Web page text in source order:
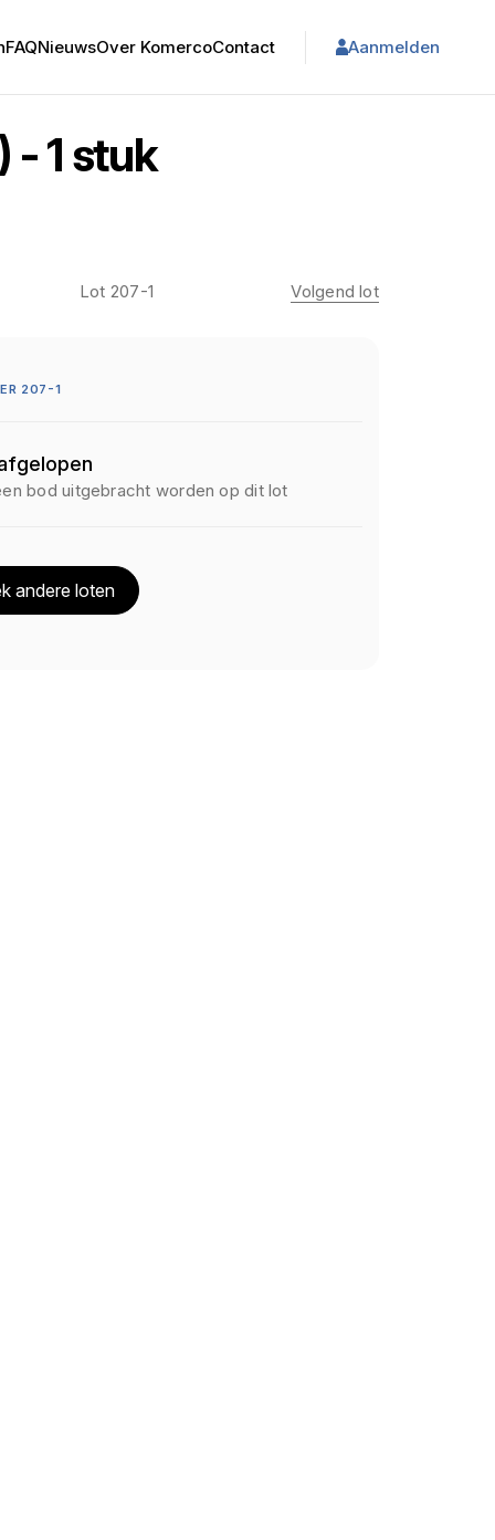
FAQNieuwsOver KomercoContact Aanmelden
- 1 stuk
Lot 207-1 Volgend lot
207-1
bod uitgebracht worden op dit lot
andere loten